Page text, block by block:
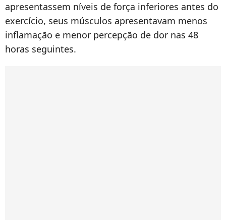
apresentassem níveis de força inferiores antes do
exercício, seus músculos apresentavam menos
inflamação e menor percepção de dor nas 48
horas seguintes.